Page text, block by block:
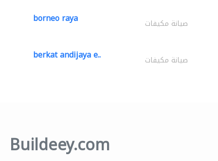
borneo raya صيانة مكيفات
berkat andijaya e.. صيانة مكيفات
Buildeey.com